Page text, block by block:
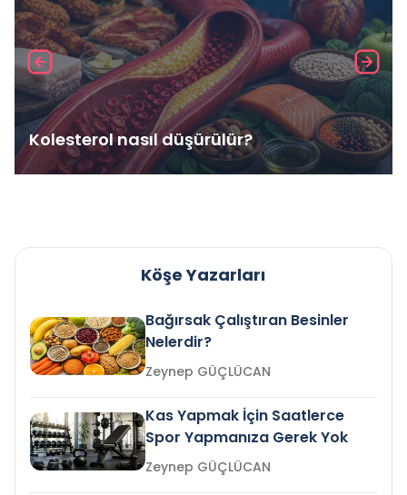
Kolesterol nasıl düşürülür?
Köşe Yazarları
Bağırsak Çalıştıran Besinler
Nelerdir?
Zeynep GÜÇLÜCAN
Kas Yapmak İçin Saatlerce
Spor Yapmanıza Gerek Yok
Zeynep GÜÇLÜCAN